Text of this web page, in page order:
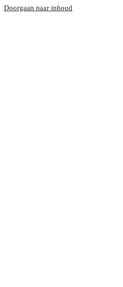
Doorgaan naar inhoud